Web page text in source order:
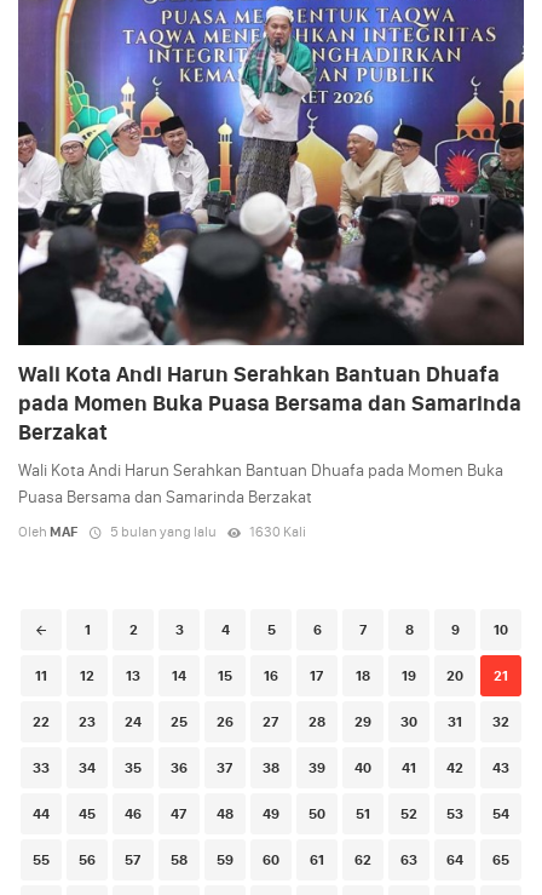
Wali Kota Andi Harun Serahkan Bantuan Dhuafa
pada Momen Buka Puasa Bersama dan Samarinda
Berzakat
Wali Kota Andi Harun Serahkan Bantuan Dhuafa pada Momen Buka
Puasa Bersama dan Samarinda Berzakat
Oleh MAF 5 bulan yang lalu 1630 Kali
Posts
1 2 3 4 5 6 7 8 9 10
11 12 13 14 15 16 17 18 19 20 21
22 23 24 25 26 27 28 29 30 31 32
33 34 35 36 37 38 39 40 41 42 43
44 45 46 47 48 49 50 51 52 53 54
55 56 57 58 59 60 61 62 63 64 65